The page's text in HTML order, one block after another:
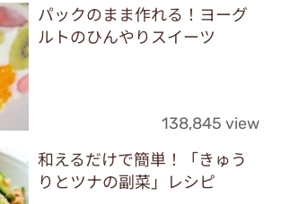
パックのまま作れる！ヨーグ
ルトのひんやりスイーツ
138,845 view
和えるだけで簡単！「きゅう
りとツナの副菜」レシピ